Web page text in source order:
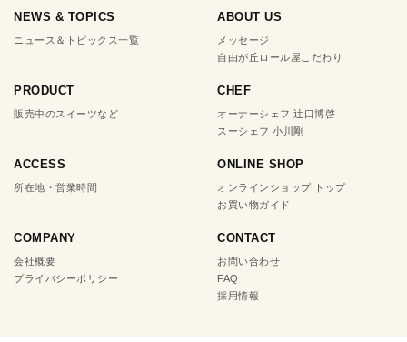
NEWS & TOPICS
ニュース＆トピックス一覧
ABOUT US
メッセージ
自由が丘ロール屋こだわり
PRODUCT
販売中のスイーツなど
CHEF
オーナーシェフ 辻口博啓
スーシェフ 小川剛
ACCESS
所在地・営業時間
ONLINE SHOP
オンラインショップ トップ
お買い物ガイド
COMPANY
会社概要
プライバシーポリシー
CONTACT
お問い合わせ
FAQ
採用情報